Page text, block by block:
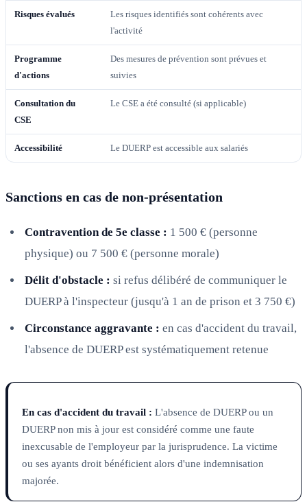
Risques évalués
Les risques identifiés sont cohérents avec
l'activité
Programme
d'actions
Des mesures de prévention sont prévues et
suivies
Consultation du
CSE
Le CSE a été consulté (si applicable)
Accessibilité Le DUERP est accessible aux salariés
Sanctions en cas de non-présentation
Contravention de 5e classe : 1 500 € (personne
physique) ou 7 500 € (personne morale)
Délit d'obstacle : si refus délibéré de communiquer le
DUERP à l'inspecteur (jusqu'à 1 an de prison et 3 750 €)
Circonstance aggravante : en cas d'accident du travail,
l'absence de DUERP est systématiquement retenue
En cas d'accident du travail : L'absence de DUERP ou un
DUERP non mis à jour est considéré comme une faute
inexcusable de l'employeur par la jurisprudence. La victime
ou ses ayants droit bénéficient alors d'une indemnisation
majorée.